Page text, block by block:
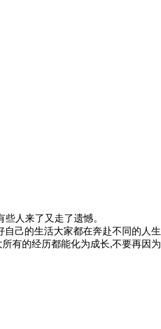
人来了又走了遗憾。
己的生活大家都在奔赴不同的人
有的经历都能化为成长,不要再因